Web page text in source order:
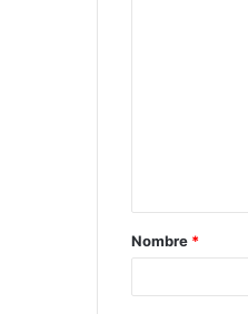
a
r
Nombre *